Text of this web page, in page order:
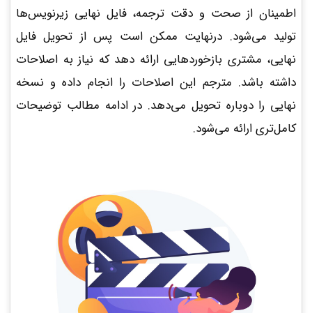
اطمینان از صحت و دقت ترجمه، فایل نهایی زیرنویس‌ها
تولید می‌شود. درنهایت ممکن است پس از تحویل فایل
نهایی، مشتری بازخوردهایی ارائه دهد که نیاز به اصلاحات
داشته باشد. مترجم این اصلاحات را انجام داده و نسخه
نهایی را دوباره تحویل می‌دهد. در ادامه مطالب توضیحات
کامل‌تری ارائه می‌شود.